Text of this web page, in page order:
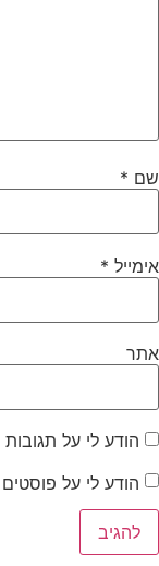
שם *
אימייל *
אתר
הודע לי על
הודע לי על